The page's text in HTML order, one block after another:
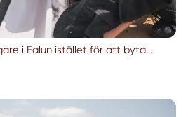
i Falun istället för att byta...